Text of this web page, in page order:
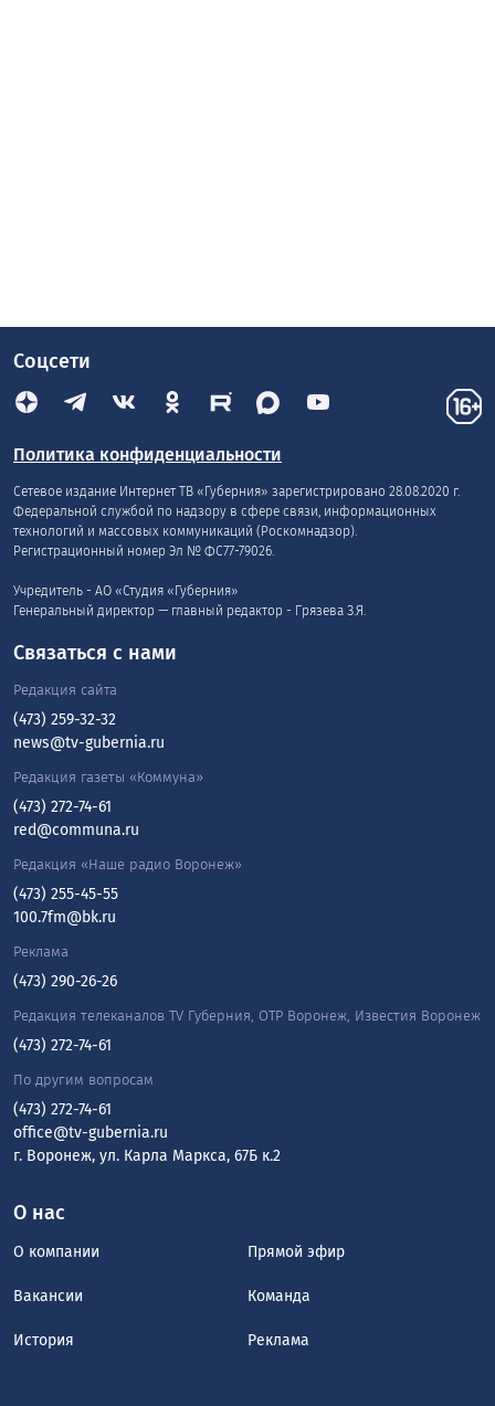
Соцсети
Политика конфиденциальности
Сетевое издание Интернет ТВ «Губерния» зарегистрировано 28.08.2020 г.
Федеральной службой по надзору в сфере связи, информационных
технологий и массовых коммуникаций (Роскомнадзор).
Регистрационный номер Эл № ФС77-79026.
Учредитель - АО «Студия «Губерния»
Генеральный директор — главный редактор - Грязева З.Я.
О нас
О компании Прямой эфир
Вакансии Команда
История Реклама
Связаться с нами
Редакция сайта
(473) 259-32-32
news@tv-gubernia.ru
Редакция газеты «Коммуна»
(473) 272-74-61
red@communa.ru
Редакция «Наше радио Воронеж»
(473) 255-45-55
100.7fm@bk.ru
Реклама
(473) 290-26-26
Редакция телеканалов TV Губерния, ОТР Воронеж, Известия Воронеж
(473) 272-74-61
По другим вопросам
(473) 272-74-61
office@tv-gubernia.ru
г. Воронеж, ул. Карла Маркса, 67Б к.2